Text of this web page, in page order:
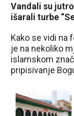
Vandali su
išarali turbe
Kako se vidi na
je na nekoliko
islamskom
pripisivanje